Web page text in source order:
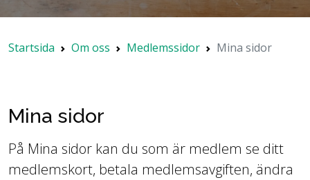
Startsida Om oss Medlemssidor Mina sidor
Mina sidor
På Mina sidor kan du som är medlem se ditt
medlemskort, betala medlemsavgiften, ändra